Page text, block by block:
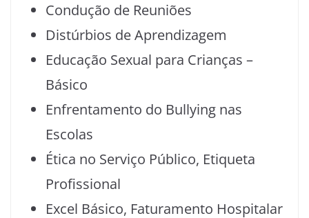
Condução de Reuniões
Distúrbios de Aprendizagem
Educação Sexual para Crianças –
Básico
Enfrentamento do Bullying nas
Escolas
Ética no Serviço Público, Etiqueta
Profissional
Excel Básico, Faturamento Hospitalar